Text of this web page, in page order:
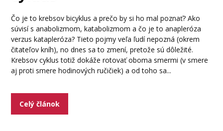
Čo je to krebsov bicyklus a prečo by si ho mal poznať? Ako
súvisí s anabolizmom, katabolizmom a čo je to anapleróza
verzus katapleróza? Tieto pojmy veľa ľudí nepozná (okrem
čitateľov kníh), no dnes sa to zmení, pretože sú dôležité.
Krebsov cyklus totiž dokáže rotovať oboma smermi (v smere
aj proti smere hodinových ručičiek) a od toho sa...
Celý článok